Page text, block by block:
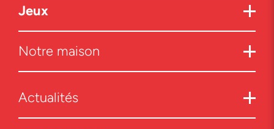
Jeux
Notre maison
Actualités